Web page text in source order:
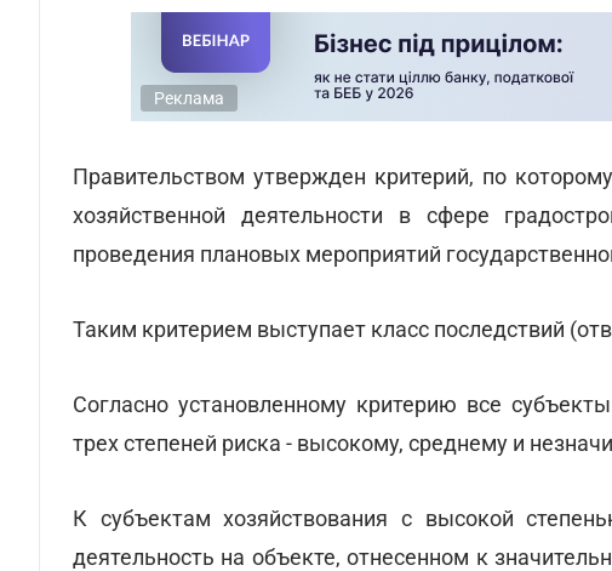
Реклама
Правительством утвержден критерий, по
хозяйственной деятельности в сфере
проведения плановых мероприятий
Таким критерием выступает класс последствий
Согласно установленному критерию все
трех степеней риска - высокому, среднему и
К субъектам хозяйствования с высокой
деятельность на объекте, отнесенном к